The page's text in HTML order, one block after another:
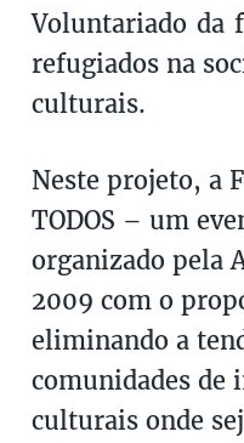
Voluntariado da
refugiados na
culturais.
Neste projeto, a
TODOS – um
organizado pela
2009 com o
eliminando a
comunidades de
culturais onde